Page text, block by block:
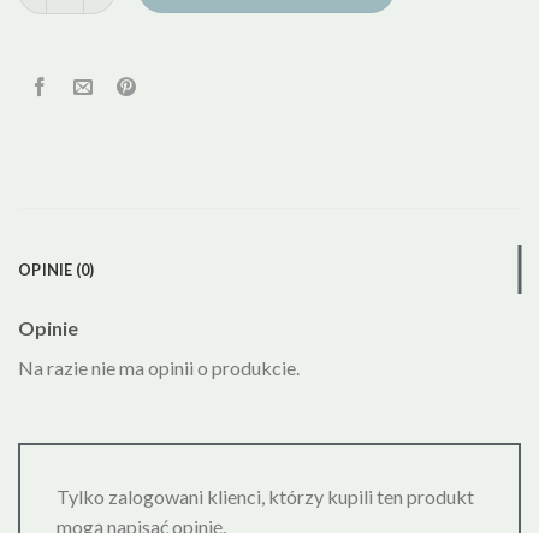
OPINIE (0)
Opinie
Na razie nie ma opinii o produkcie.
Tylko zalogowani klienci, którzy kupili ten produkt
mogą napisać opinię.